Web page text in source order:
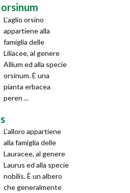
L’aglio orsino
appartiene alla
famiglia delle
Liliacee, al genere
Allium ed alla specie
orsinum. È una
pianta erbacea
peren ...
L’alloro appartiene
alla famiglia delle
Lauracee, al genere
Laurus ed alla specie
nobilis. È un albero
che generalmente